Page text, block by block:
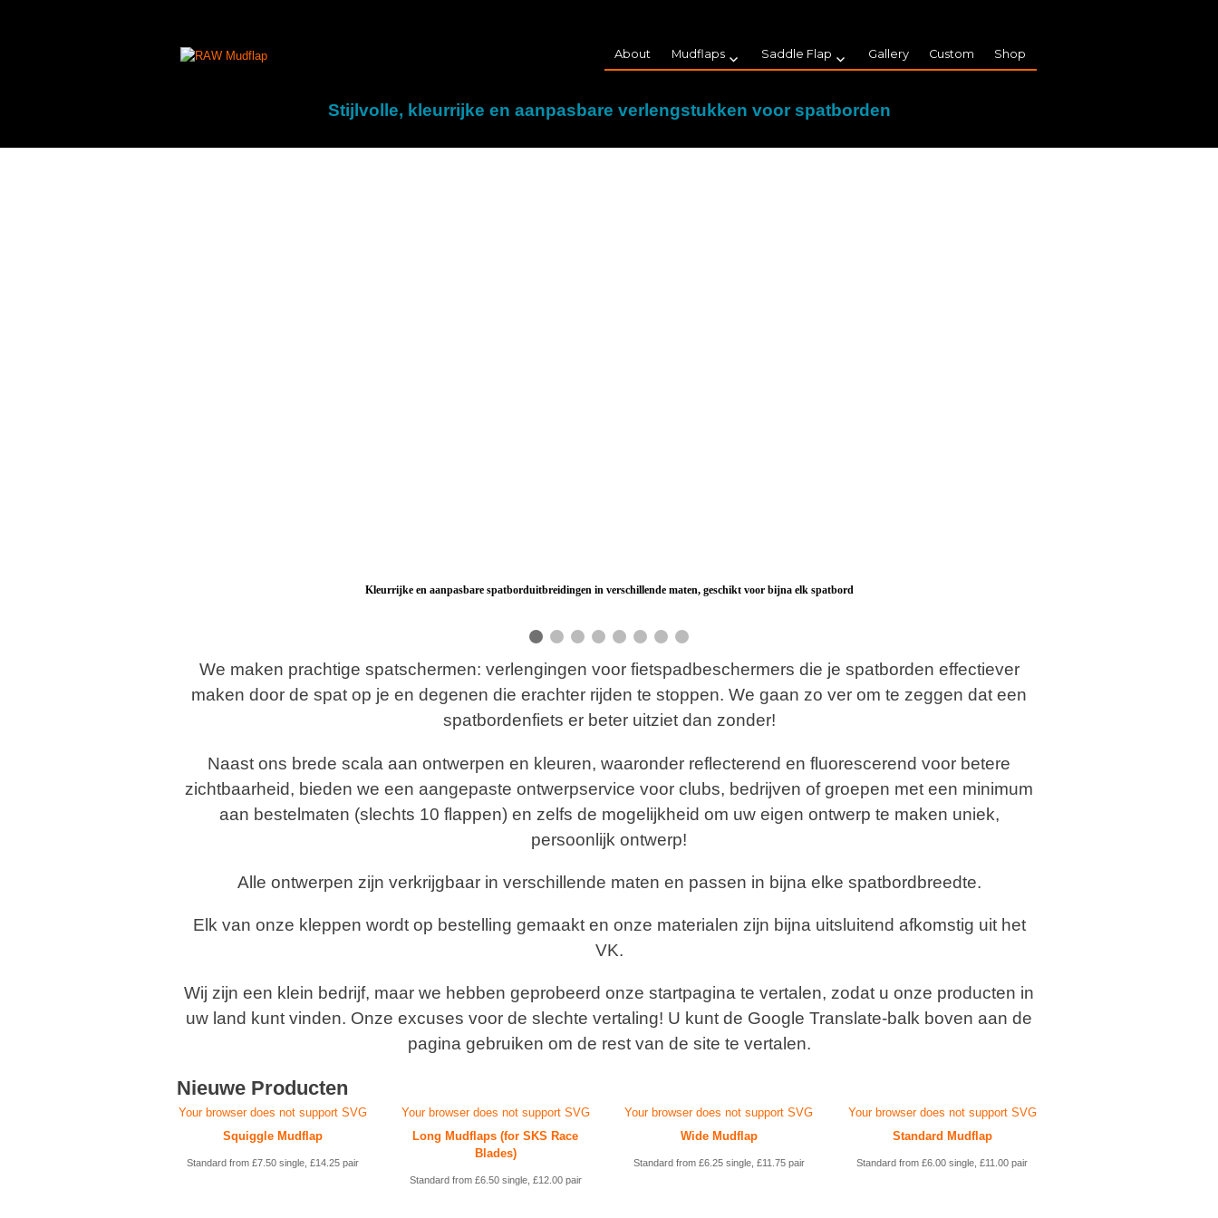
About Mudflaps Saddle Flap Gallery Custom Shop
Stijlvolle, kleurrijke en aanpasbare verlengstukken voor spatborden
Kleurrijke en aanpasbare spatborduitbreidingen in verschillende maten, geschikt voor bijna elk spatbord
We maken prachtige spatschermen: verlengingen voor fietspadbeschermers die je spatborden effectiever
maken door de spat op je en degenen die erachter rijden te stoppen. We gaan zo ver om te zeggen dat een
spatbordenfiets er beter uitziet dan zonder!
Naast ons brede scala aan ontwerpen en kleuren, waaronder reflecterend en fluorescerend voor betere
zichtbaarheid, bieden we een aangepaste ontwerpservice voor clubs, bedrijven of groepen met een minimum
aan bestelmaten (slechts 10 flappen) en zelfs de mogelijkheid om uw eigen ontwerp te maken uniek,
persoonlijk ontwerp!
Alle ontwerpen zijn verkrijgbaar in verschillende maten en passen in bijna elke spatbordbreedte.
Elk van onze kleppen wordt op bestelling gemaakt en onze materialen zijn bijna uitsluitend afkomstig uit het
VK.
Wij zijn een klein bedrijf, maar we hebben geprobeerd onze startpagina te vertalen, zodat u onze producten in
uw land kunt vinden. Onze excuses voor de slechte vertaling! U kunt de Google Translate-balk boven aan de
pagina gebruiken om de rest van de site te vertalen.
Nieuwe Producten
Your browser does not support SVG
Squiggle Mudflap
Standard from £7.50 single, £14.25 pair
Your browser does not support SVG
Long Mudflaps (for SKS Race
Blades)
Standard from £6.50 single, £12.00 pair
Your browser does not support SVG
Wide Mudflap
Standard from £6.25 single, £11.75 pair
Your browser does not support SVG
Standard Mudflap
Standard from £6.00 single, £11.00 pair